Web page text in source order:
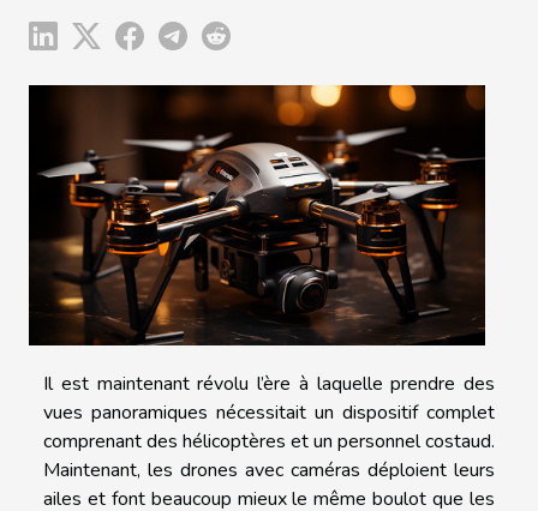
Il est maintenant révolu l’ère à laquelle prendre des
vues panoramiques nécessitait un dispositif complet
comprenant des hélicoptères et un personnel costaud.
Maintenant, les drones avec caméras déploient leurs
ailes et font beaucoup mieux le même boulot que les